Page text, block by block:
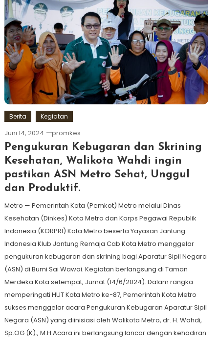
Berita Kegiatan
Juni 14, 2024 promkes
Pengukuran Kebugaran dan Skrining
Kesehatan, Walikota Wahdi ingin
pastikan ASN Metro Sehat, Unggul
dan Produktif.
Metro — Pemerintah Kota (Pemkot) Metro melalui Dinas
Kesehatan (Dinkes) Kota Metro dan Korps Pegawai Republik
Indonesia (KORPRI) Kota Metro beserta Yayasan Jantung
Indonesia Klub Jantung Remaja Cab Kota Metro menggelar
pengukuran kebugaran dan skrining bagi Aparatur Sipil Negara
(ASN) di Bumi Sai Wawai. Kegiatan berlangsung di Taman
Merdeka Kota setempat, Jumat (14/6/2024). Dalam rangka
memperingati HUT Kota Metro ke-87, Pemerintah Kota Metro
sukses menggelar acara Pengukuran Kebugaran Aparatur Sipil
Negara (ASN) yang diinisiasi oleh Walikota Metro, dr. H. Wahdi,
Sp.OG (K)., M.H Acara ini berlangsung lancar dengan kehadiran